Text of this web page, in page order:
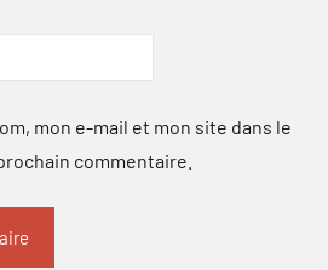
mon e-mail et mon site dans le
commentaire.